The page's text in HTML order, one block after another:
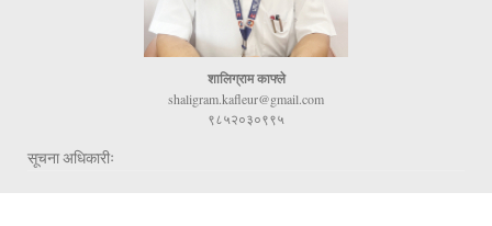
शालिग्राम काफ्ले
shaligram.kafleur@gmail.com
९८५२०३०९९५
सूचना अधिकारीः